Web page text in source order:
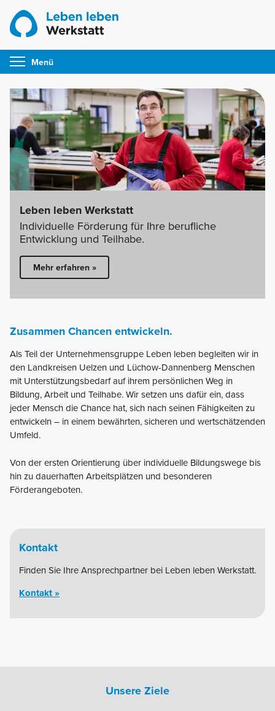
content
Menü
Leben leben Werkstatt
Individuelle Förderung für Ihre berufliche
Entwicklung und Teilhabe.
Mehr erfahren »
Zusammen Chancen entwickeln.
Als Teil der Unternehmensgruppe Leben leben begleiten wir in
den Landkreisen Uelzen und Lüchow-Dannenberg Menschen
mit Unterstützungsbedarf auf ihrem persönlichen Weg in
Bildung, Arbeit und Teilhabe. Wir setzen uns dafür ein, dass
jeder Mensch die Chance hat, sich nach seinen Fähigkeiten zu
entwickeln – in einem bewährten, sicheren und wertschätzenden
Umfeld.
Von der ersten Orientierung über individuelle Bildungswege bis
hin zu dauerhaften Arbeitsplätzen und besonderen
Förderangeboten.
Kontakt
Finden Sie Ihre Ansprechpartner bei Leben leben Werkstatt.
Kontakt »
Unsere Ziele